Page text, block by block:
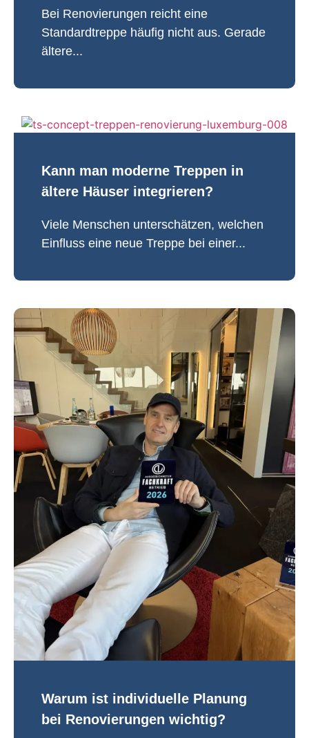
Bei Renovierungen reicht eine
Standardtreppe häufig nicht aus. Gerade
ältere...
Kann man moderne Treppen in
ältere Häuser integrieren?
Viele Menschen unterschätzen, welchen
Einfluss eine neue Treppe bei einer...
Warum ist individuelle Planung
bei Renovierungen wichtig?